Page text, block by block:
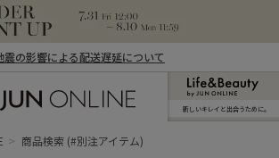
震の影響による配送遅延について
新しいキレイと出合うために。
商品検索 (#別注アイテム)